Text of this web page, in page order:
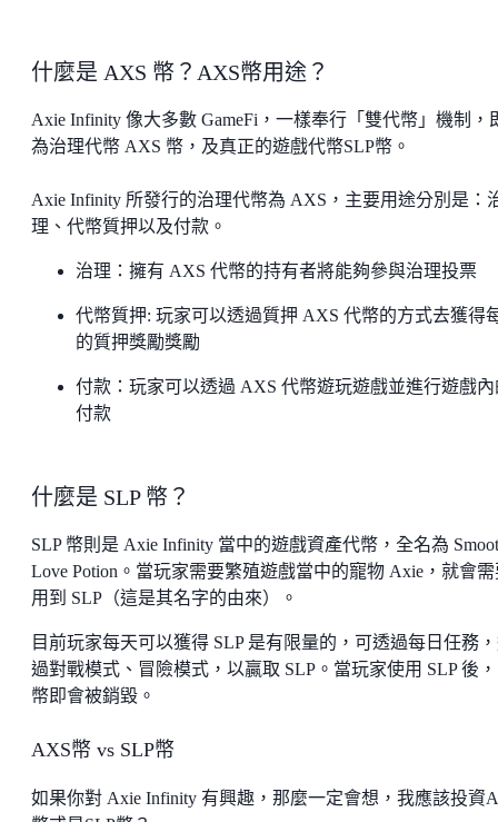
什麼是 AXS 幣？AXS幣用途？
Axie Infinity 像大多數 GameFi，一樣奉行「雙代幣」機制，
為治理代幣 AXS 幣，及真正的遊戲代幣SLP幣。
Axie Infinity 所發行的治理代幣為 AXS，主要用途分別是：
理、代幣質押以及付款。
治理：擁有 AXS 代幣的持有者將能夠參與治理投票
代幣質押: 玩家可以透過質押 AXS 代幣的方式去獲得
的質押獎勵獎勵
付款：玩家可以透過 AXS 代幣遊玩遊戲並進行遊戲內
付款
什麼是 SLP 幣？
SLP 幣則是 Axie Infinity 當中的遊戲資產代幣，全名為
Love Potion。當玩家需要繁殖遊戲當中的寵物 Axie，就會
用到 SLP（這是其名字的由來）。
目前玩家每天可以獲得 SLP 是有限量的，可透過每日任務
過對戰模式、冒險模式，以贏取 SLP。當玩家使用 SLP 後
幣即會被銷毀。
AXS幣 vs SLP幣
如果你對 Axie Infinity 有興趣，那麼一定會想，我應該投資